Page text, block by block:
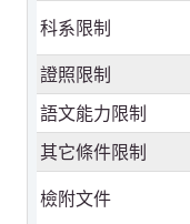
科系限制
證照限制
語文能力限制
其它條件限制
檢附文件